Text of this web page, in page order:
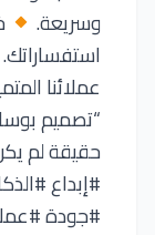
وسريعة.
عملائنا
“تصميم
حقيقة لم
#إبداع
#جودة